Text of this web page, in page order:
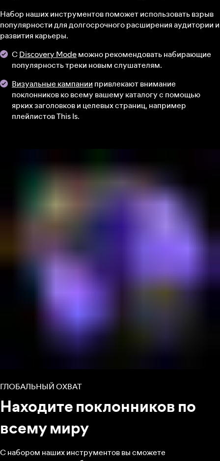
Набор наших инструментов поможет использовать взрыв
популярности для долгосрочного расширения аудитории и
развития карьеры.
СDiscovery Modeможно рекомендовать набирающие
популярность треки новым слушателям.
Визуальные кампании привлекают внимание
поклонников ко всему вашему каталогу с помощью
ярких заголовков и целевых страниц, например
плейлистов This Is.
ГЛОБАЛЬНЫЙ ОХВАТ
Находите поклонников по
всему миру
С набором наших инструментов вы сможете